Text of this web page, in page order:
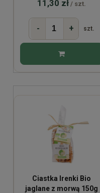
11,30 zł / szt.
- + szt.
Ciastka Irenki Bio
jaglane z morwą 150g